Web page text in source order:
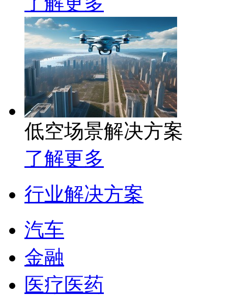
低空场景解决方案
了解更多
行业解决方案
汽车
金融
医疗医药